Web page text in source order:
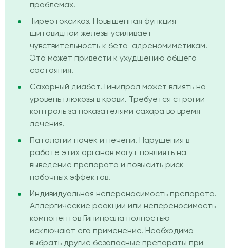
проблемах.
Тиреотоксикоз. Повышенная функция
щитовидной железы усиливает
чувствительность к бета-адреномиметикам.
Это может привести к ухудшению общего
состояния.
Сахарный диабет. Гинипрал может влиять на
уровень глюкозы в крови. Требуется строгий
контроль за показателями сахара во время
лечения.
Патологии почек и печени. Нарушения в
работе этих органов могут повлиять на
выведение препарата и повысить риск
побочных эффектов.
Индивидуальная непереносимость препарата.
Аллергические реакции или непереносимость
компонентов Гинипрала полностью
исключают его применение. Необходимо
выбрать другие безопасные препараты при